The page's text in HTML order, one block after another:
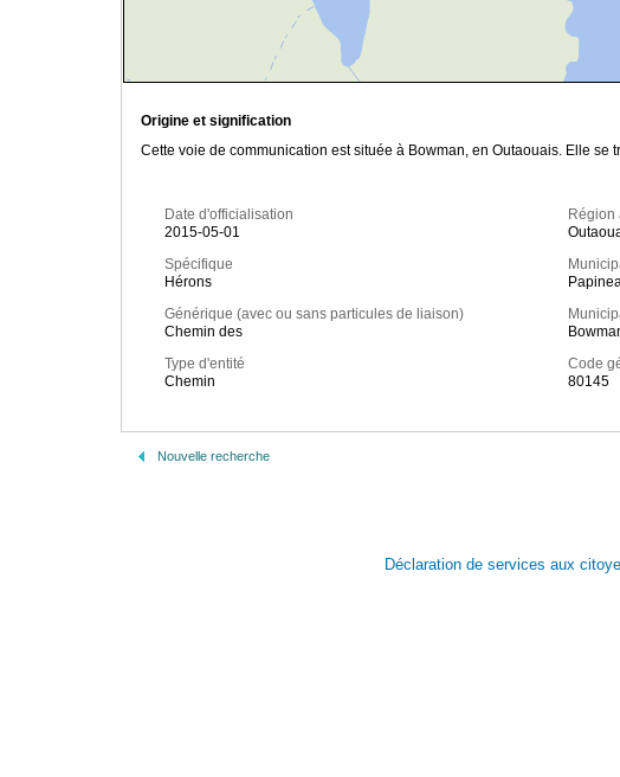
Origine et signification
Cette voie de communication est située à Bowman, en Outaouais. Elle
Date d'officialisation
2015-05-01
Spécifique
Hérons
Générique (avec ou sans particules de liaison)
Chemin des
Type d'entité
Chemin
Région
Code
80145
Nouvelle recherche
Déclaration de services aux